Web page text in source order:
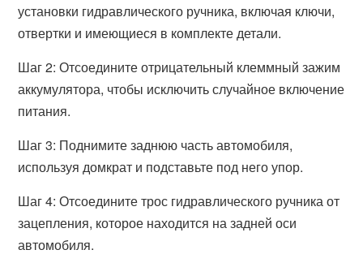
установки гидравлического ручника, включая ключи,
отвертки и имеющиеся в комплекте детали.
Шаг 2: Отсоедините отрицательный клеммный зажим
аккумулятора, чтобы исключить случайное включение
питания.
Шаг 3: Поднимите заднюю часть автомобиля,
используя домкрат и подставьте под него упор.
Шаг 4: Отсоедините трос гидравлического ручника от
зацепления, которое находится на задней оси
автомобиля.